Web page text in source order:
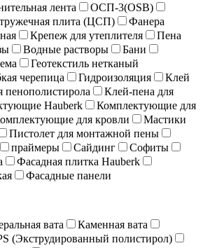
лента
ОСП-3(OSB)
плита (ЦСП)
Фанера
Крепеж для утеплителя
Пена
Водные растворы
Бани
Геотекстиль нетканый
черепица Гидроизоляция
Клей
пенополистирола
Клей-пена для
Hauberk
Комплектующие для
для кровли
Мастики
Пистолет для монтажной пены
праймеры Сайдинг
Софиты
Фасадная плитка Hauberk
Фасадные панели
вата
Каменная вата
(Экструдированный полистирол)